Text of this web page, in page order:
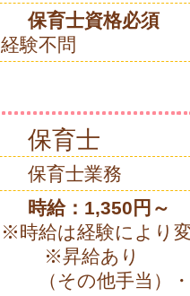
保育士資格必須
経験不問
保育士
保育士業務
時給：1,350円～
※時給は経験により
※昇給あり
（その他手当）・